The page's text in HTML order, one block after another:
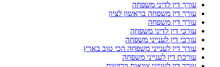
עורך דין לדיני משפחה
עורך דין משפחה בראשון לציון
עורך דין משפחה
עורכי דין לדיני משפחה
עורכי דין לענייני משפחה
עורך דין לענייני משפחה הכי טוב בארץ
עורכת דין לענייני משפחה